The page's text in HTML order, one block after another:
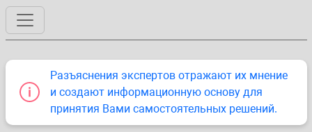
Разъяснения экспертов отражают их мнение
и создают информационную основу для
принятия Вами самостоятельных решений.